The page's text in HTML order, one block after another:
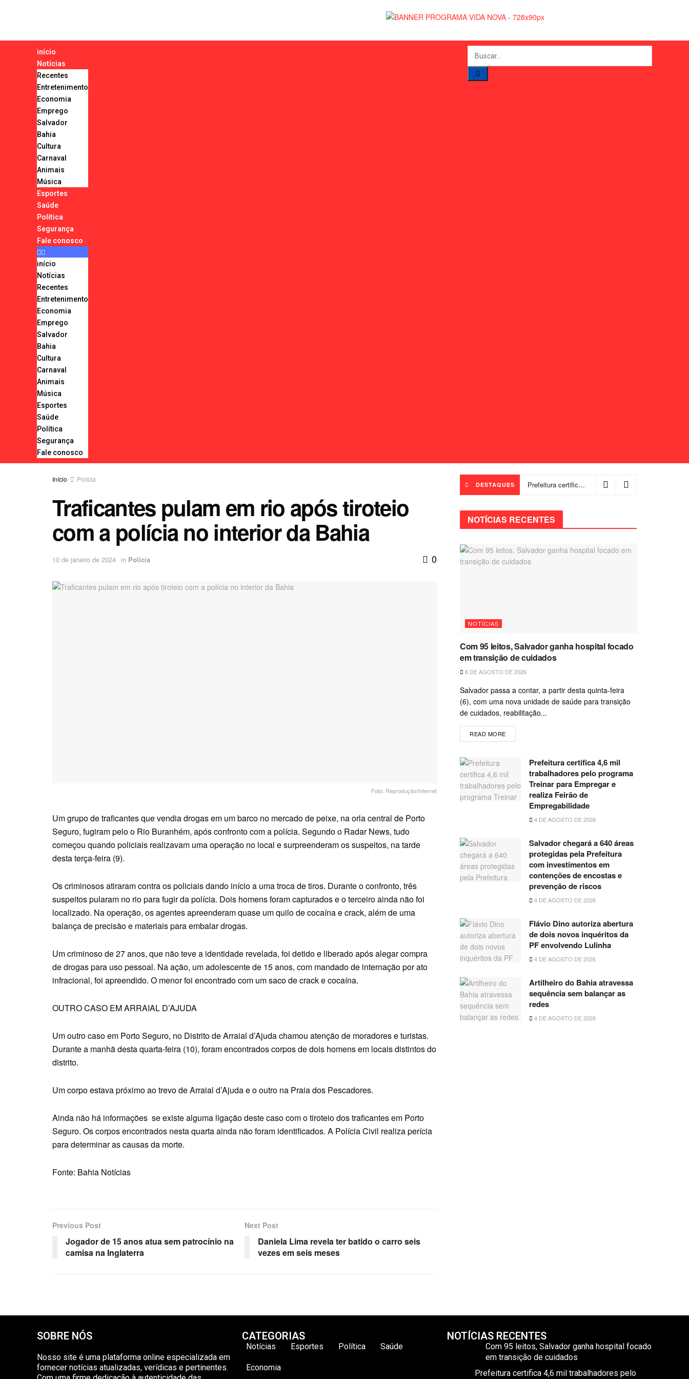
início
Notícias
Recentes
Entretenimento
Economia
Emprego
Salvador
Bahia
Cultura
Carnaval
Animais
Música
Esportes
Saúde
Política
Segurança
Fale conosco
início
Notícias
Recentes
Entretenimento
Economia
Emprego
Salvador
Bahia
Cultura
Carnaval
Animais
Música
Esportes
Saúde
Política
Segurança
Fale conosco
Início Polícia
Traficantes pulam em rio após tiroteio
com a polícia no interior da Bahia
10 de janeiro de 2024 in Polícia 0
Foto: Reprodução/Internet
Um grupo de traficantes que vendia drogas em um barco no mercado de peixe, na orla central de Porto
Seguro, fugiram pelo o Rio Buranhém, após confronto com a polícia. Segundo o Radar News, tudo
começou quando policiais realizavam uma operação no local e surpreenderam os suspeitos, na tarde
desta terça-feira (9).
Os criminosos atiraram contra os policiais dando início a uma troca de tiros. Durante o confronto, três
suspeitos pularam no rio para fugir da polícia. Dois homens foram capturados e o terceiro ainda não foi
localizado. Na operação, os agentes apreenderam quase um quilo de cocaína e crack, além de uma
balança de precisão e materiais para embalar drogas.
Um criminoso de 27 anos, que não teve a identidade revelada, foi detido e liberado após alegar compra
de drogas para uso pessoal. Na ação, um adolescente de 15 anos, com mandado de internação por ato
infracional, foi apreendido. O menor foi encontrado com um saco de crack e cocaína.
OUTRO CASO EM ARRAIAL D’AJUDA
Um outro caso em Porto Seguro, no Distrito de Arraial d’Ajuda chamou atenção de moradores e turistas.
Durante a manhã desta quarta-feira (10), foram encontrados corpos de dois homens em locais distintos do
distrito.
Um corpo estava próximo ao trevo de Arraial d’Ajuda e o outro na Praia dos Pescadores.
Ainda não há informações se existe alguma ligação deste caso com o tiroteio dos traficantes em Porto
Seguro. Os corpos encontrados nesta quarta ainda não foram identificados. A Polícia Civil realiza perícia
para determinar as causas da morte.
Fonte: Bahia Notícias
Previous Post
Jogador de 15 anos atua sem patrocínio na
camisa na Inglaterra
Next Post
Daniela Lima revela ter batido o carro seis
vezes em seis meses
DESTAQUES Prefeitura certifica 4,6 mil trabalhadores pelo programa Treinar para Empregar e realiza Feirão de Empregabilidade
NOTÍCIAS RECENTES
NOTÍCIAS
Com 95 leitos, Salvador ganha hospital focado
em transição de cuidados
6 DE AGOSTO DE 2026
Salvador passa a contar, a partir desta quinta-feira
(6), com uma nova unidade de saúde para transição
de cuidados, reabilitação...
READ MORE
Prefeitura certifica 4,6 mil
trabalhadores pelo programa
Treinar para Empregar e
realiza Feirão de
Empregabilidade
4 DE AGOSTO DE 2026
Salvador chegará a 640 áreas
protegidas pela Prefeitura
com investimentos em
contenções de encostas e
prevenção de riscos
4 DE AGOSTO DE 2026
Flávio Dino autoriza abertura
de dois novos inquéritos da
PF envolvendo Lulinha
4 DE AGOSTO DE 2026
Artilheiro do Bahia atravessa
sequência sem balançar as
redes
4 DE AGOSTO DE 2026
SOBRE NÓS
Nosso site é uma plataforma online especializada em
fornecer notícias atualizadas, verídicas e pertinentes.
CATEGORIAS
Notícias Esportes Política Saúde
Economia
NOTÍCIAS RECENTES
Com 95 leitos, Salvador ganha hospital focado
em transição de cuidados
Prefeitura certifica 4,6 mil trabalhadores pelo